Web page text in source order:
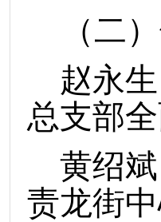
（二
赵永
总支部全
黄绍
责龙街